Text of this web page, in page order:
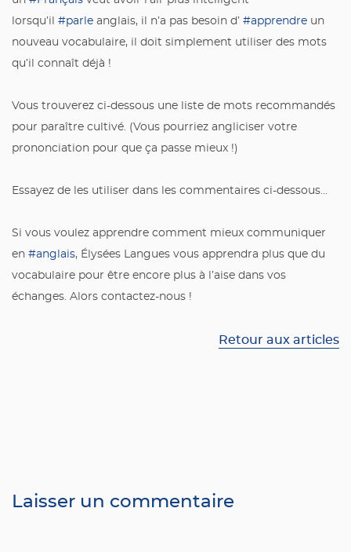
lorsqu’il #parle anglais, il n’a pas besoin d’ #apprendre un
nouveau vocabulaire, il doit simplement utiliser des mots
qu’il connaît déjà !
Vous trouverez ci-dessous une liste de mots recommandés
pour paraître cultivé. (Vous pourriez angliciser votre
prononciation pour que ça passe mieux !)
Essayez de les utiliser dans les commentaires ci-dessous…
Si vous voulez apprendre comment mieux communiquer
en #anglais, Élysées Langues vous apprendra plus que du
vocabulaire pour être encore plus à l’aise dans vos
échanges. Alors contactez-nous !
Retour aux articles
Laisser un commentaire